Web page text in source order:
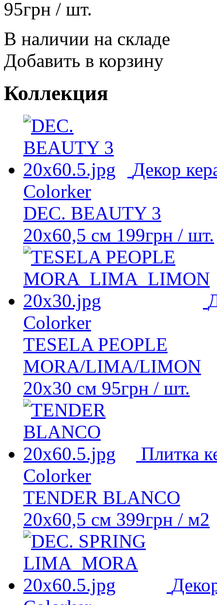
95грн / шт.
В наличии на складе
Добавить в корзину
Коллекция
Декор
Colorker
DEC. BEAUTY 3
20x60,5 см 199грн / шт.
Colorker
TESELA PEOPLE
MORA/LIMA/LIMON
20x30 см 95грн / шт.
Плитка
Colorker
TENDER BLANCO
20x60,5 см 399грн / м2